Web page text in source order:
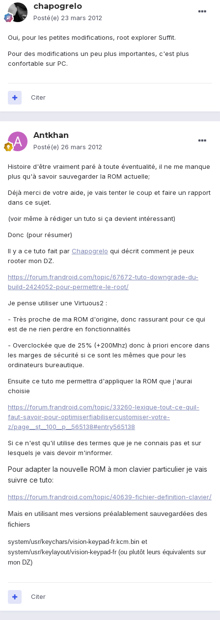
chapogrelo
Posté(e) 23 mars 2012
Oui, pour les petites modifications, root explorer Suffit.
Pour des modifications un peu plus importantes, c'est plus
confortable sur PC.
Citer
Antkhan
Posté(e) 26 mars 2012
Histoire d'être vraiment paré à toute éventualité, il ne me manque
plus qu'à savoir sauvegarder la ROM actuelle;
Déjà merci de votre aide, je vais tenter le coup et faire un rapport
dans ce sujet.
(voir même à rédiger un tuto si ça devient intéressant)
Donc (pour résumer)
Il y a ce tuto fait par Chapogrelo qui décrit comment je peux
rooter mon DZ.
https://forum.frandroid.com/topic/67672-tuto-downgrade-du-
build-2424052-pour-permettre-le-root/
Je pense utiliser une Virtuous2 :
- Très proche de ma ROM d'origine, donc rassurant pour ce qui
est de ne rien perdre en fonctionnalités
- Overclockée que de 25% (+200Mhz) donc à priori encore dans
les marges de sécurité si ce sont les mêmes que pour les
ordinateurs bureautique.
Ensuite ce tuto me permettra d'appliquer la ROM que j'aurai
choisie
https://forum.frandroid.com/topic/33260-lexique-tout-ce-quil-
faut-savoir-pour-optimiserfiabilisercustomiser-votre-
z/page__st__100__p__565138#entry565138
Si ce n'est qu'il utilise des termes que je ne connais pas et sur
lesquels je vais devoir m'informer.
Pour adapter la nouvelle ROM à mon clavier particulier je vais
suivre ce tuto:
https://forum.frandroid.com/topic/40639-fichier-definition-clavier/
Mais en utilisant mes versions préalablement sauvegardées des
fichiers
system/usr/keychars/vision-keypad-fr.kcm.bin et
system/usr/keylayout/vision-keypad-fr (ou plutôt leurs équivalents sur
mon DZ)
Citer